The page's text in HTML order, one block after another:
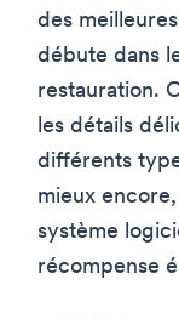
des
débute dans
restauration.
les détails
différents
mieux
système
récompense